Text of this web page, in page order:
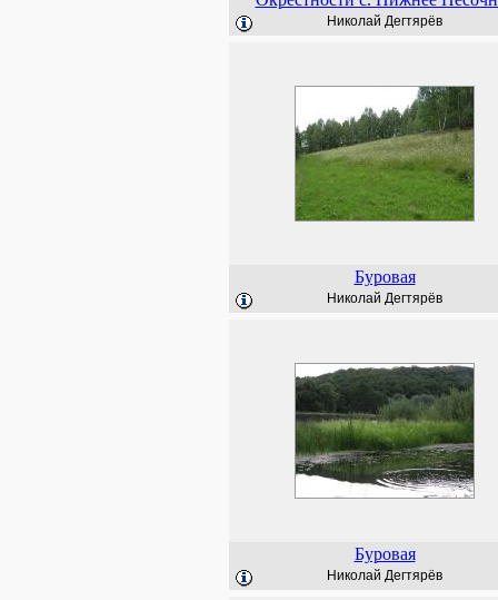
Николай Дегтярёв
Буровая
Николай Дегтярёв
Буровая
Николай Дегтярёв